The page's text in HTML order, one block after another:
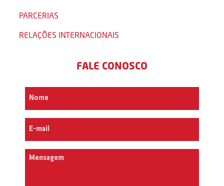
PARCERIAS
RELAÇÕES INTERNACIONAIS
FALE CONOSCO